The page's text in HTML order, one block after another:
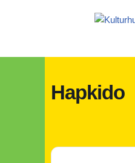
Hapkido